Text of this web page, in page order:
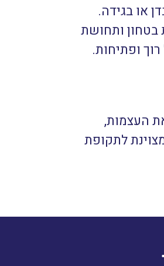
או בגידה.
בטחון ותחושת
ופתיחות.
העצמות,
לתקופת